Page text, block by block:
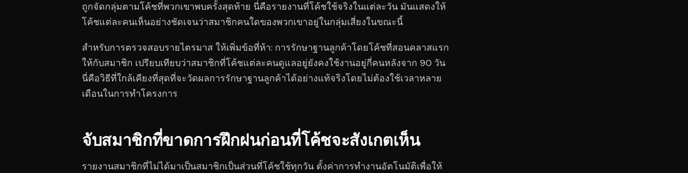
ถูกจัดกลุ่มตามโค้ชที่พวกเขาพบครั้งสุดท้าย นี่คือรายงานที่โค้ชใช้จริงในแต่ละวัน มันแสดงให้
โค้ชแต่ละคนเห็นอย่างชัดเจนว่าสมาชิกคนใดของพวกเขาอยู่ในกลุ่มเสี่ยงในขณะนี้
สำหรับการตรวจสอบรายไตรมาส ให้เพิ่มข้อที่ห้า: การรักษาฐานลูกค้าโดยโค้ชที่สอนคลาสแรก
ให้กับสมาชิก เปรียบเทียบว่าสมาชิกที่โค้ชแต่ละคนดูแลอยู่ยังคงใช้งานอยู่กี่คนหลังจาก 90 วัน
นี่คือวิธีที่ใกล้เคียงที่สุดที่จะวัดผลการรักษาฐานลูกค้าได้อย่างแท้จริงโดยไม่ต้องใช้เวลาหลาย
เดือนในการทำโครงการ
จับสมาชิกที่ขาดการฝึกฝนก่อนที่โค้ชจะสังเกตเห็น
รายงานสมาชิกที่ไม่ได้มาเป็นสมาชิกเป็นส่วนที่โค้ชใช้ทุกวัน ตั้งค่าการทำงานอัตโนมัติเพื่อให้